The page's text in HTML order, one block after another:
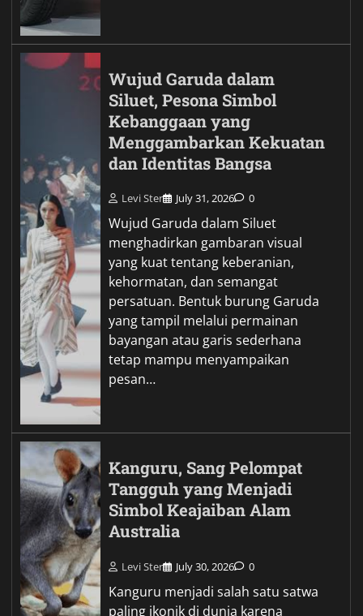
Wujud Garuda dalam
Siluet, Pesona Simbol
Kebanggaan yang
Menggambarkan Kekuatan
dan Identitas Bangsa
Levi Ster July 31, 2026 0
Wujud Garuda dalam Siluet
menghadirkan gambaran visual
yang kuat tentang keberanian,
kehormatan, dan semangat
persatuan. Bentuk burung Garuda
yang tampil melalui permainan
bayangan atau garis sederhana
tetap mampu menyampaikan
pesan…
Kanguru, Sang Pelompat
Tangguh yang Menjadi
Simbol Keajaiban Alam
Australia
Levi Ster July 30, 2026 0
Kanguru menjadi salah satu satwa
paling ikonik di dunia karena